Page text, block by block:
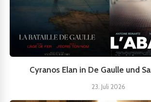
Cyranos Elan in De Gaulle und
23. Juli 2026